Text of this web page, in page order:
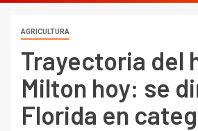
AGRICULTURA
Trayectoria del
Milton hoy: se
Florida en